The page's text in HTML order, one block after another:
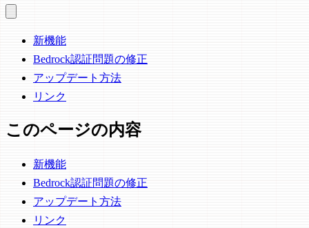
新機能
Bedrock認証問題の修正
アップデート方法
リンク
このページの内容
新機能
Bedrock認証問題の修正
アップデート方法
リンク